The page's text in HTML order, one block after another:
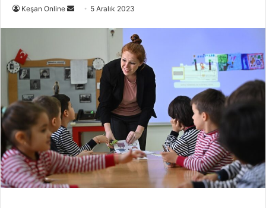
Keşan Online
Bir
5 Aralık 2023